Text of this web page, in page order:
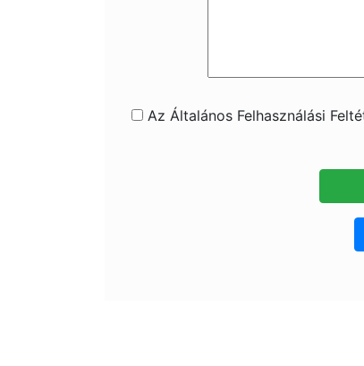
Az Általános Felhasználási